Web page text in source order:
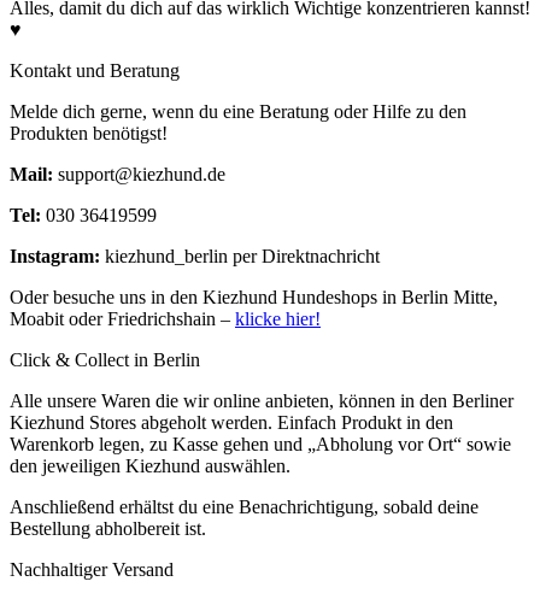
Alles, damit du dich auf das wirklich Wichtige konzentrieren kannst!
♥
Kontakt und Beratung
Melde dich gerne, wenn du eine Beratung oder Hilfe zu den
Produkten benötigst!
Mail: support@kiezhund.de
Tel: 030 36419599
Instagram: kiezhund_berlin per Direktnachricht
Oder besuche uns in den Kiezhund Hundeshops in Berlin Mitte,
Moabit oder Friedrichshain – klicke hier!
Click & Collect in Berlin
Alle unsere Waren die wir online anbieten, können in den Berliner
Kiezhund Stores abgeholt werden. Einfach Produkt in den
Warenkorb legen, zu Kasse gehen und „Abholung vor Ort“ sowie
den jeweiligen Kiezhund auswählen.
Anschließend erhältst du eine Benachrichtigung, sobald deine
Bestellung abholbereit ist.
Nachhaltiger Versand